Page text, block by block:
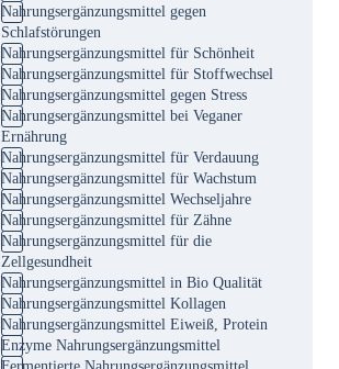
Nahrungsergänzungsmittel gegen
Schlafstörungen
Nahrungsergänzungsmittel für Schönheit
Nahrungsergänzungsmittel für Stoffwechsel
Nahrungsergänzungsmittel gegen Stress
Nahrungsergänzungsmittel bei Veganer
Ernährung
Nahrungsergänzungsmittel für Verdauung
Nahrungsergänzungsmittel für Wachstum
Nahrungsergänzungsmittel Wechseljahre
Nahrungsergänzungsmittel für Zähne
Nahrungsergänzungsmittel für die
Zellgesundheit
Nahrungsergänzungsmittel in Bio Qualität
Nahrungsergänzungsmittel Kollagen
Nahrungsergänzungsmittel Eiweiß, Protein
Enzyme Nahrungsergänzungsmittel